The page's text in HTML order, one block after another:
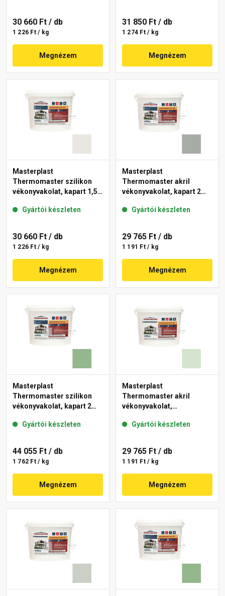
30 660 Ft / db
1 226 Ft / kg
Megnézem
31 850 Ft / db
1 274 Ft / kg
Megnézem
Masterplast
Thermomaster szilikon
vékonyvakolat, kapart 1,5
Gyártói készleten
30 660 Ft / db
1 226 Ft / kg
Megnézem
Masterplast
Thermomaster akril
vékonyvakolat, kapart 2
Gyártói készleten
29 765 Ft / db
1 191 Ft / kg
Megnézem
Masterplast
Thermomaster szilikon
vékonyvakolat, kapart 2
Gyártói készleten
44 055 Ft / db
1 762 Ft / kg
Megnézem
Masterplast
Thermomaster akril
vékonyvakolat,
41-E 25 kg
Gyártói készleten
29 765 Ft / db
1 191 Ft / kg
Megnézem